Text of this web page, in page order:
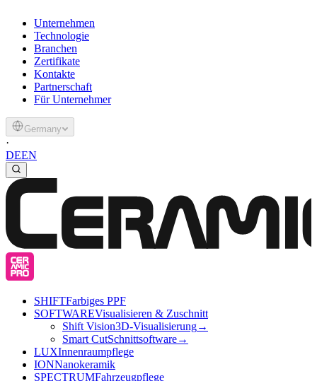
Unternehmen
Technologie
Branchen
Zertifikate
Kontakte
Partnerschaft
Für Unternehmer
Germany
·
DEEN
SHIFTFarbiges PPF
SOFTWAREVisualisieren & Zuschnitt
Shift Vision3D-Visualisierung→
Smart CutSchnittsoftware→
LUXInnenraumpflege
IONNanokeramik
SPECTRUMFahrzeugpflege